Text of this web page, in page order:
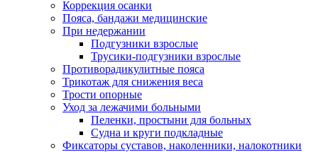
Коррекция осанки
Пояса, бандажи медицинские
При недержании
Подгузники взрослые
Трусики-подгузники взрослые
Противорадикулитные пояса
Трикотаж для снижения веса
Трости опорные
Уход за лежачими больными
Пеленки, простыни для больных
Судна и круги подкладные
Фиксаторы суставов, наколенники, налокотники